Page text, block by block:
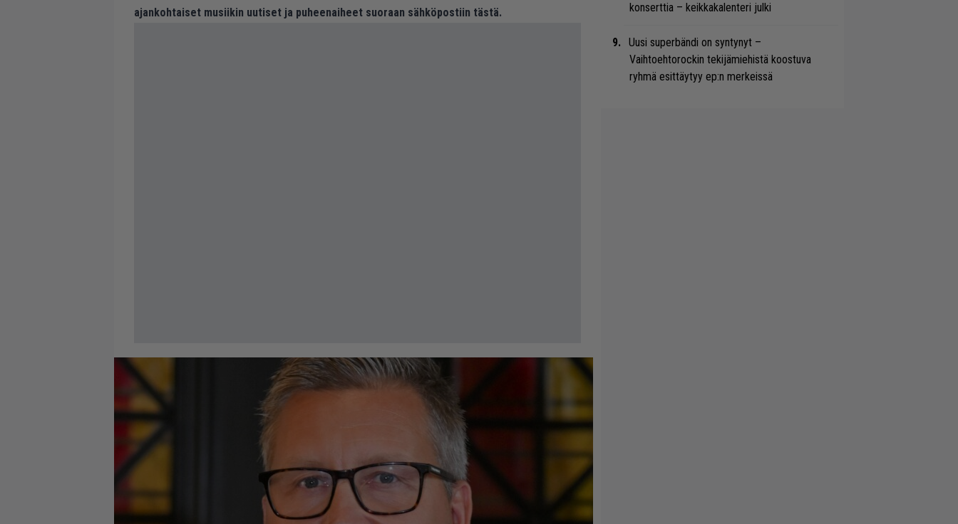
ajankohtaiset musiikin uutiset ja puheenaiheet suoraan sähköpostiin tästä.
konserttia – keikkakalenteri julki
Uusi superbändi on syntynyt –
Vaihtoehtorockin tekijämiehistä koostuva
ryhmä esittäytyy ep:n merkeissä